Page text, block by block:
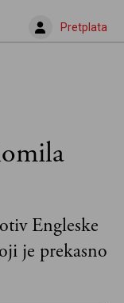
Pretplata
Engleske
je prekasno